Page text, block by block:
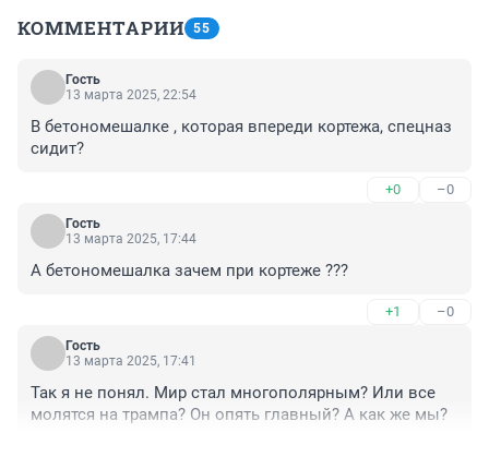
КОММЕНТАРИИ 55
Гость
13 марта 2025, 22:54
В бетономешалке , которая впереди кортежа, спецназ
сидит?
+0 –0
Гость
13 марта 2025, 17:44
А бетономешалка зачем при кортеже ???
+1 –0
Гость
13 марта 2025, 17:41
Так я не понял. Мир стал многополярным? Или все
молятся на трампа? Он опять главный? А как же мы?